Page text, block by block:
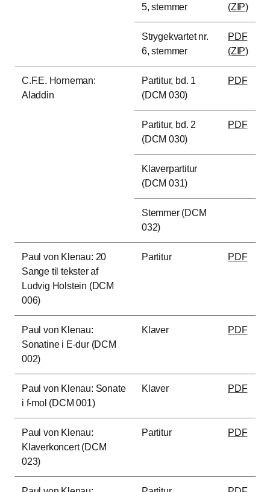
5, stemmer
(ZIP)
Strygekvartet nr.
6, stemmer
PDF
(ZIP)
C.F.E. Horneman:
Aladdin
Partitur, bd. 1
(DCM 030)
PDF
Partitur, bd. 2
(DCM 030)
PDF
Klaverpartitur
(DCM 031)
Stemmer (DCM
032)
Paul von Klenau: 20
Sange til tekster af
Ludvig Holstein (DCM
006)
Partitur PDF
Paul von Klenau:
Sonatine i E-dur (DCM
002)
Klaver PDF
Paul von Klenau: Sonate
i f-mol (DCM 001)
Klaver PDF
Paul von Klenau:
Klaverkoncert (DCM
023)
Partitur PDF